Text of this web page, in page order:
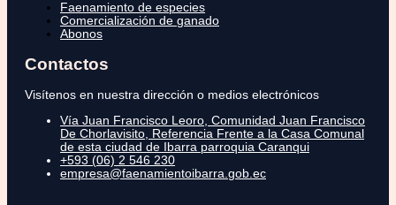
Faenamiento de especies
Comercialización de ganado
Abonos
Contactos
Visítenos en nuestra dirección o medios electrónicos
Vía Juan Francisco Leoro, Comunidad Juan Francisco
De Chorlavisito, Referencia Frente a la Casa Comunal
de esta ciudad de Ibarra parroquia Caranqui
+593 (06) 2 546 230
empresa@faenamientoibarra.gob.ec